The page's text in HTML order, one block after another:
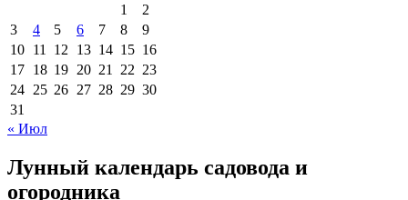
1
2
3
4 5 6 7 8
9
10 11 12 13 14 15 16
17 18 19 20 21 22 23
24 25 26 27 28 29 30
31
« Июл
Лунный календарь садовода и
огородника